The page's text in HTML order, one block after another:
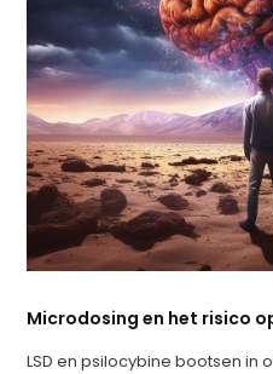
Microdosing en het risico
LSD en psilocybine bootsen